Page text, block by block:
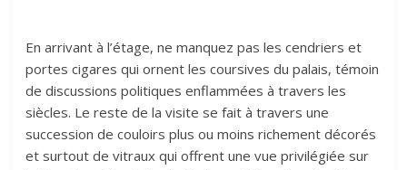
En arrivant à l’étage, ne manquez pas les cendriers et
portes cigares qui ornent les coursives du palais, témoin
de discussions politiques enflammées à travers les
siècles. Le reste de la visite se fait à travers une
succession de couloirs plus ou moins richement décorés
et surtout de vitraux qui offrent une vue privilégiée sur